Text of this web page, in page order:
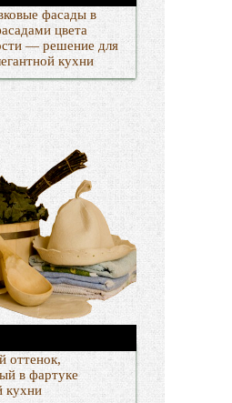
фасады в
цвета
— решение для
кухни
оттенок,
в фартуке
кухни